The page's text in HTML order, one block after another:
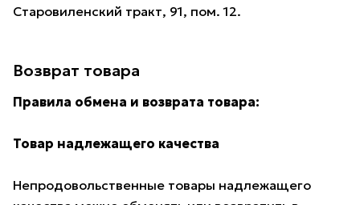
Старовиленский тракт, 91, пом. 12.
Возврат товара
Правила обмена и возврата товара:
Товар надлежащего качества
Непродовольственные товары надлежащего